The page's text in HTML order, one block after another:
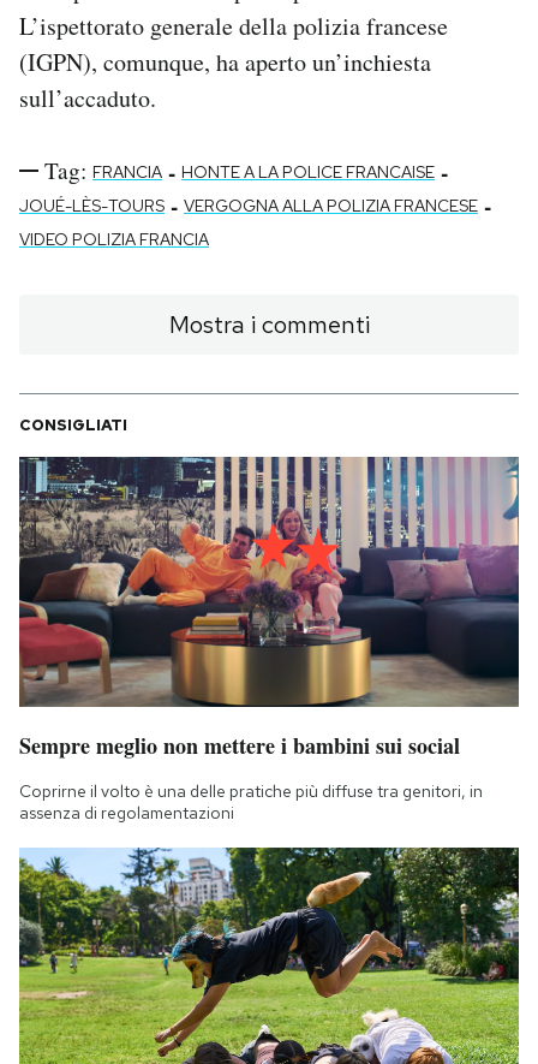
L’ispettorato generale della polizia francese
(IGPN), comunque, ha aperto un’inchiesta
sull’accaduto.
Tag: FRANCIA - HONTE A LA POLICE FRANCAISE -
JOUÉ-LÈS-TOURS - VERGOGNA ALLA POLIZIA FRANCESE -
VIDEO POLIZIA FRANCIA
Mostra i commenti
CONSIGLIATI
Sempre meglio non mettere i bambini sui social
Coprirne il volto è una delle pratiche più diffuse tra genitori, in
assenza di regolamentazioni